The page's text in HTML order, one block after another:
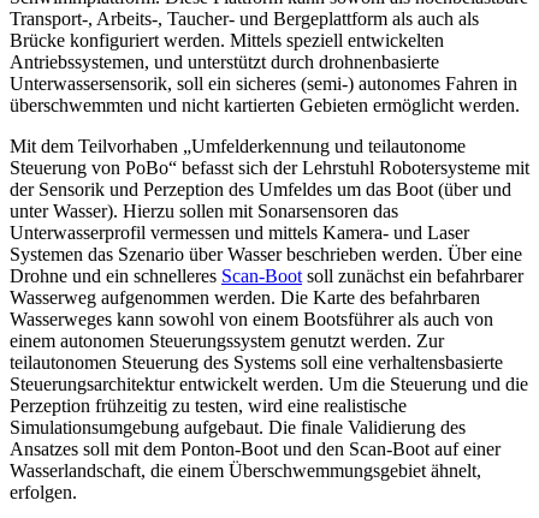
Transport-, Arbeits-, Taucher- und Bergeplattform als auch als
Brücke konfiguriert werden. Mittels speziell entwickelten
Antriebssystemen, und unterstützt durch drohnenbasierte
Unterwassersensorik, soll ein sicheres (semi-) autonomes Fahren in
überschwemmten und nicht kartierten Gebieten ermöglicht werden.
Mit dem Teilvorhaben „Umfelderkennung und teilautonome
Steuerung von PoBo“ befasst sich der Lehrstuhl Robotersysteme mit
der Sensorik und Perzeption des Umfeldes um das Boot (über und
unter Wasser). Hierzu sollen mit Sonarsensoren das
Unterwasserprofil vermessen und mittels Kamera- und Laser
Systemen das Szenario über Wasser beschrieben werden. Über eine
Drohne und ein schnelleres Scan-Boot soll zunächst ein befahrbarer
Wasserweg aufgenommen werden. Die Karte des befahrbaren
Wasserweges kann sowohl von einem Bootsführer als auch von
einem autonomen Steuerungssystem genutzt werden. Zur
teilautonomen Steuerung des Systems soll eine verhaltensbasierte
Steuerungsarchitektur entwickelt werden. Um die Steuerung und die
Perzeption frühzeitig zu testen, wird eine realistische
Simulationsumgebung aufgebaut. Die finale Validierung des
Ansatzes soll mit dem Ponton-Boot und den Scan-Boot auf einer
Wasserlandschaft, die einem Überschwemmungsgebiet ähnelt,
erfolgen.